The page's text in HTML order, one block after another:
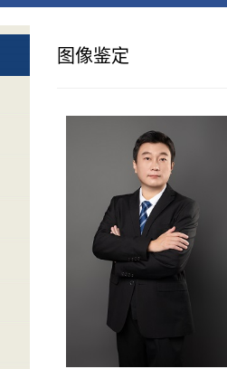
图像鉴定